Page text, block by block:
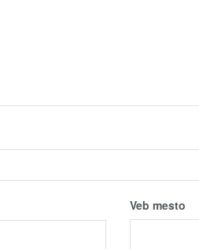
Veb mesto